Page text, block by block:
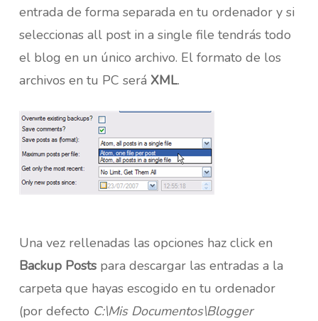
entrada de forma separada en tu ordenador y si
seleccionas all post in a single file tendrás todo
el blog en un único archivo. El formato de los
archivos en tu PC será XML.
Una vez rellenadas las opciones haz click en
Backup Postspara descargar las entradas a la
carpeta que hayas escogido en tu ordenador
(por defecto C:\Mis Documentos\Blogger